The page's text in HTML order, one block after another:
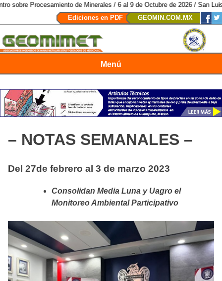
de Minerales / 6 al 9 de Octubre de 2026 / San Luis Potosí, SLP //
Ediciones en PDF
GEOMIN.COM.MX
Menú
– NOTAS SEMANALES –
Del 27de febrero al 3 de marzo 2023
Consolidan Media Luna y Uagro el
Monitoreo Ambiental Participativo